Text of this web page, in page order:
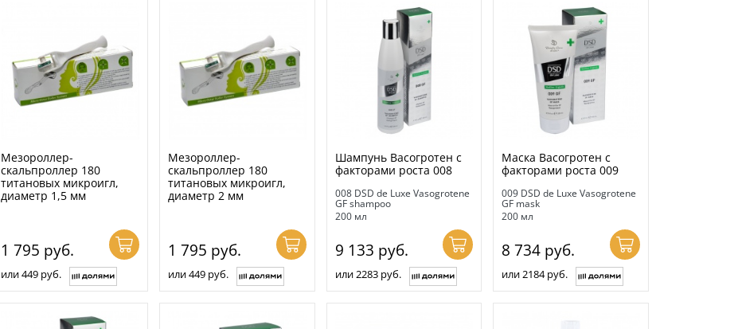
Мезороллер-
скальпроллер 180
титановых микроигл,
диаметр 1,5 мм
1 795 руб.
или 449 руб.
Мезороллер-
скальпроллер 180
титановых микроигл,
диаметр 2 мм
1 795 руб.
или 449 руб.
Шампунь Васогротен с
факторами роста 008
008 DSD de Luxe Vasogrotene
GF shampoo
200 мл
9 133 руб.
или 2283 руб.
Маска Васогротен с
факторами роста 009
009 DSD de Luxe Vasogrotene
GF mask
200 мл
8 734 руб.
или 2184 руб.